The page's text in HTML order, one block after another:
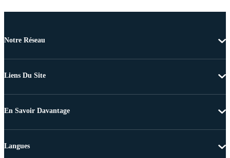
Notre Réseau
Liens Du Site
En Savoir Davantage
Langues